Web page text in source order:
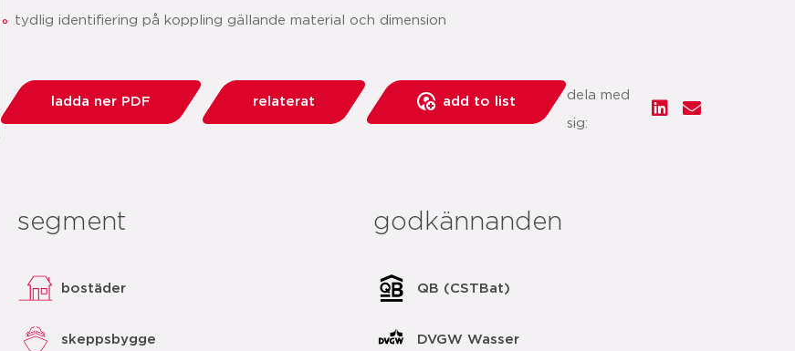
tydlig identifiering på koppling gällande material och dimension
ladda ner PDF relaterat add to list dela med
sig:
segment
bostäder
skeppsbygge
godkännanden
QB (CSTBat)
DVGW Wasser